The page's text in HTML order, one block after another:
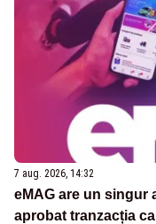
7 aug. 2026, 14:32
eMAG are un singur
aprobat tranzacția